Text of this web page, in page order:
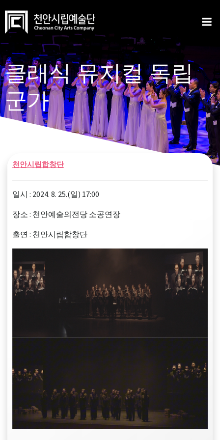
content
클래식 뮤지컬 독립
군가
천안시립합창단
일시 : 2024. 8. 25.(일) 17:00
장소 : 천안예술의전당 소공연장
출연 : 천안시립합창단